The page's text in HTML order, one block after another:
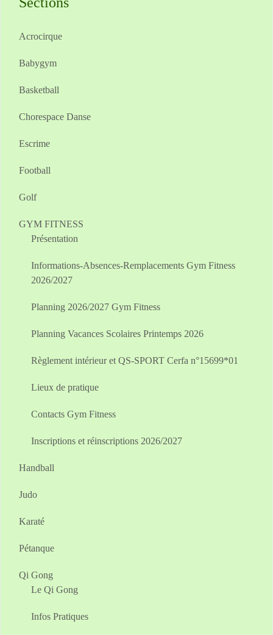
Acrocirque
Babygym
Basketball
Chorespace Danse
Escrime
Football
Golf
GYM FITNESS
Présentation
Informations-Absences-Remplacements Gym Fitness
2026/2027
Planning 2026/2027 Gym Fitness
Planning Vacances Scolaires Printemps 2026
Règlement intérieur et QS-SPORT Cerfa n°15699*01
Lieux de pratique
Contacts Gym Fitness
Inscriptions et réinscriptions 2026/2027
Handball
Judo
Karaté
Pétanque
Qi Gong
Le Qi Gong
Infos Pratiques